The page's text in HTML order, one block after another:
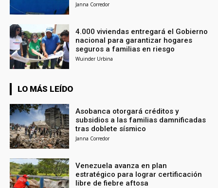
Janna Corredor
4.000 viviendas entregará el Gobierno
nacional para garantizar hogares
seguros a familias en riesgo
Wuinder Urbina
LO MÁS LEÍDO
Asobanca otorgará créditos y
subsidios a las familias damnificadas
tras doblete sísmico
Janna Corredor
Venezuela avanza en plan
estratégico para lograr certificación
libre de fiebre aftosa